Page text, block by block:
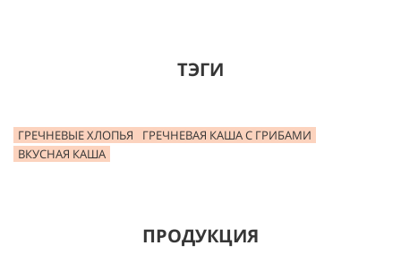
ТЭГИ
ГРЕЧНЕВЫЕ ХЛОПЬЯ
ГРЕЧНЕВАЯ КАША С ГРИБАМИ
ВКУСНАЯ КАША
ПРОДУКЦИЯ